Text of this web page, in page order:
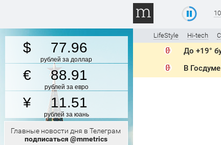
77.96
рублей за доллар
88.91
рублей за евро
11.51
рублей за юань
Главные новости дня в Телеграм
подписаться @mmetrics
LifeStyle Hi-tech
До +19°
В